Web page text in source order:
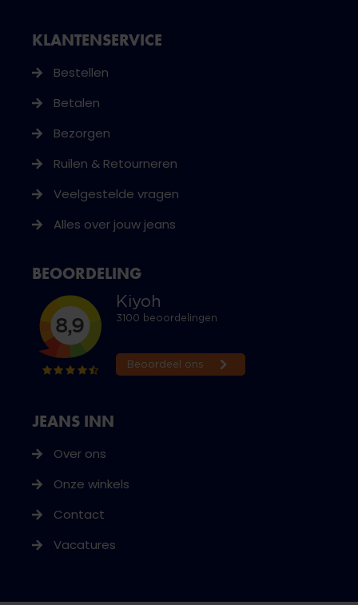
JEANS INN
Over ons
Onze winkels
Contact
Vacatures
KLANTENSERVICE
Bestellen
Betalen
Bezorgen
Ruilen & Retourneren
Veelgestelde vragen
Alles over jouw jeans
BEOORDELING